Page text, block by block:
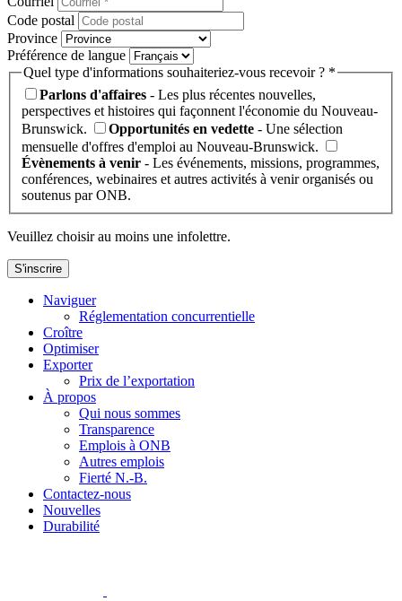
Code postal
Province
Préférence de langue
Quel type d'informations souhaiteriez-vous recevoir ? *
Parlons d'affaires - Les plus récentes nouvelles,
perspectives et histoires qui façonnent l'économie du Nouveau-
Brunswick.
Opportunités en vedette - Une sélection
mensuelle d'offres d'emploi au Nouveau-Brunswick.
Évènements à venir - Les événements, missions, programmes,
conférences, webinaires et autres activités à venir organisés ou
soutenus par ONB.
Veuillez choisir au moins une infolettre.
S'inscrire
Naviguer
Réglementation concurrentielle
Croître
Optimiser
Exporter
Prix de l’exportation
À propos
Qui nous sommes
Transparence
Emplois à ONB
Autres emplois
Fierté N.-B.
Contactez-nous
Nouvelles
Durabilité